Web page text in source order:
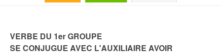
VERBE DU 1er GROUPE
SE CONJUGUE AVEC L'AUXILIAIRE AVOIR